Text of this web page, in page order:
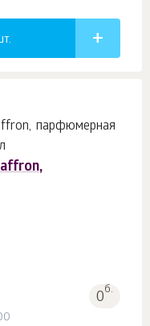
0б.